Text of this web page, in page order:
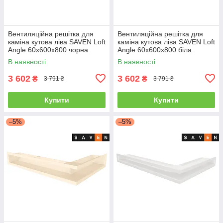
Вентиляційна решітка для
каміна кутова ліва SAVEN Loft
Angle 60х600х800 чорна
В наявності
3 602 ₴ 3 791 ₴
Купити
Вентиляційна решітка для
каміна кутова ліва SAVEN Loft
Angle 60х600х800 біла
В наявності
3 602 ₴ 3 791 ₴
Купити
–5% –5%